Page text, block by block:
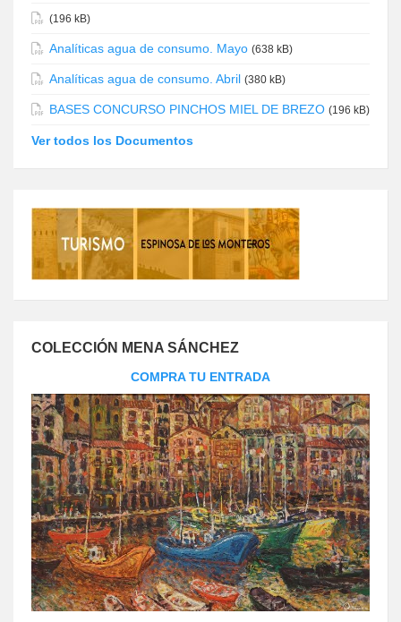
(196 kB)
Analíticas agua de consumo. Mayo (638 kB)
Analíticas agua de consumo. Abril (380 kB)
BASES CONCURSO PINCHOS MIEL DE BREZO (196 kB)
Ver todos los Documentos
COLECCIÓN MENA SÁNCHEZ
COMPRA TU ENTRADA